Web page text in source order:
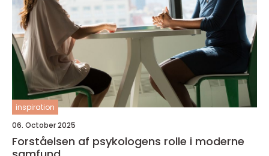
inspiration
06. October 2025
Forståelsen af psykologens rolle i moderne